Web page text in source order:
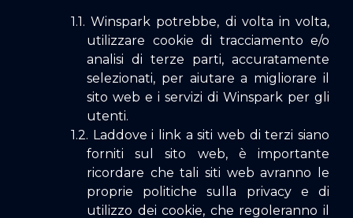
Winspark potrebbe, di volta in volta,
utilizzare cookie di tracciamento e/o
analisi di terze parti, accuratamente
selezionati, per aiutare a migliorare il
sito web e i servizi di Winspark per gli
utenti.
Laddove i link a siti web di terzi siano
forniti sul sito web, è importante
ricordare che tali siti web avranno le
proprie politiche sulla privacy e di
utilizzo dei cookie, che regoleranno il